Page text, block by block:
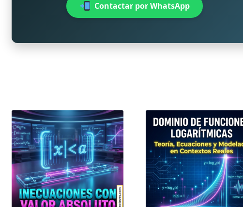
Contactar por WhatsApp